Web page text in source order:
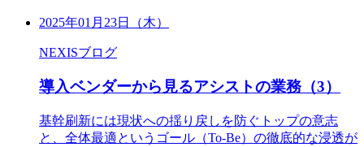
2025年01月23日（木）
NEXISブログ
導入ベンダーから見るアシストの業務（3）
基幹刷新には現状への揺り戻しを防ぐトップの意志
と、全体最適というゴール（To-Be）の徹底的な浸透が